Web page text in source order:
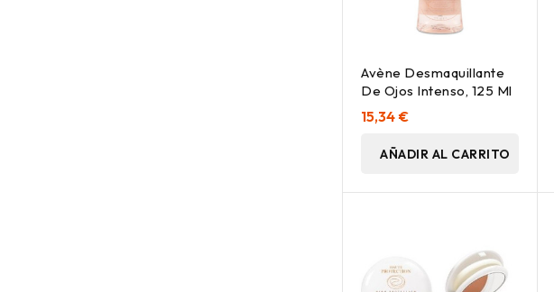
Avène Desmaquillante
De Ojos Intenso, 125 Ml
15,34 €
AÑADIR AL CARRITO